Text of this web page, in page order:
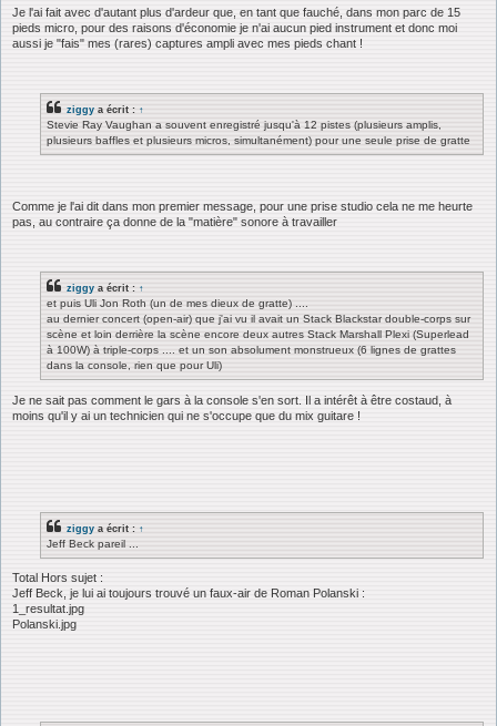
Je l'ai fait avec d'autant plus d'ardeur que, en tant que fauché, dans mon parc de 15
pieds micro, pour des raisons d'économie je n'ai aucun pied instrument et donc moi
aussi je "fais" mes (rares) captures ampli avec mes pieds chant !
ziggy a écrit : ↑
Stevie Ray Vaughan a souvent enregistré jusqu'à 12 pistes (plusieurs amplis,
plusieurs baffles et plusieurs micros, simultanément) pour une seule prise de gratte
Comme je l'ai dit dans mon premier message, pour une prise studio cela ne me heurte
pas, au contraire ça donne de la "matière" sonore à travailler
ziggy a écrit : ↑
et puis Uli Jon Roth (un de mes dieux de gratte) ....
au dernier concert (open-air) que j'ai vu il avait un Stack Blackstar double-corps sur
scène et loin derrière la scène encore deux autres Stack Marshall Plexi (Superlead
à 100W) à triple-corps .... et un son absolument monstrueux (6 lignes de grattes
dans la console, rien que pour Uli)
Je ne sait pas comment le gars à la console s'en sort. Il a intérêt à être costaud, à
moins qu'il y ai un technicien qui ne s'occupe que du mix guitare !
ziggy a écrit : ↑
Jeff Beck pareil ...
Total Hors sujet :
Jeff Beck, je lui ai toujours trouvé un faux-air de Roman Polanski :
1_resultat.jpg
Polanski.jpg